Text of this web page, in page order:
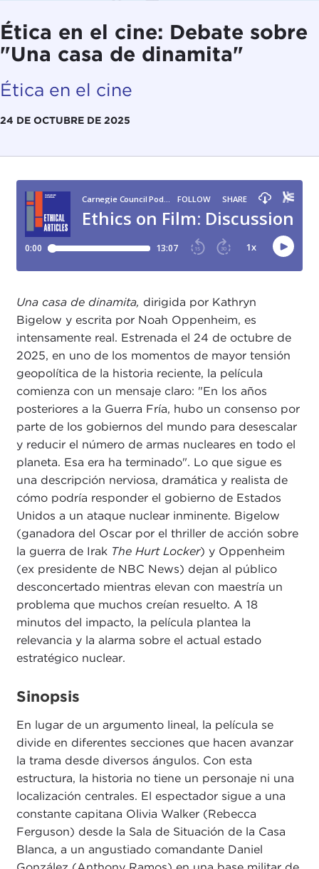
Ética en el cine: Debate sobre
"Una casa de dinamita"
Ética en el cine
24 DE OCTUBRE DE 2025
Una casa de dinamita, dirigida por Kathryn
Bigelow y escrita por Noah Oppenheim, es
intensamente real. Estrenada el 24 de octubre de
2025, en uno de los momentos de mayor tensión
geopolítica de la historia reciente, la película
comienza con un mensaje claro: "En los años
posteriores a la Guerra Fría, hubo un consenso por
parte de los gobiernos del mundo para desescalar
y reducir el número de armas nucleares en todo el
planeta. Esa era ha terminado". Lo que sigue es
una descripción nerviosa, dramática y realista de
cómo podría responder el gobierno de Estados
Unidos a un ataque nuclear inminente. Bigelow
(ganadora del Oscar por el thriller de acción sobre
la guerra de Irak The Hurt Locker) y Oppenheim
(ex presidente de NBC News) dejan al público
desconcertado mientras elevan con maestría un
problema que muchos creían resuelto. A 18
minutos del impacto, la película plantea la
relevancia y la alarma sobre el actual estado
estratégico nuclear.
Sinopsis
En lugar de un argumento lineal, la película se
divide en diferentes secciones que hacen avanzar
la trama desde diversos ángulos. Con esta
estructura, la historia no tiene un personaje ni una
localización centrales. El espectador sigue a una
constante capitana Olivia Walker (Rebecca
Ferguson) desde la Sala de Situación de la Casa
Blanca, a un angustiado comandante Daniel